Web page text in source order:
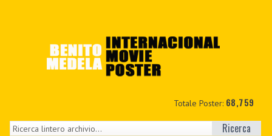
Totale Poster: 68,759
Ricerca